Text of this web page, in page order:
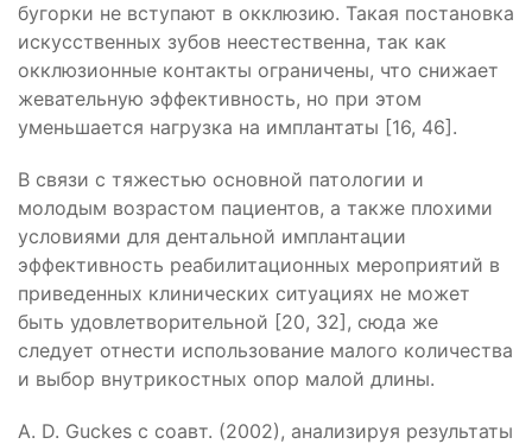
бугорки не вступают в окклюзию. Такая постановка
искусственных зубов неестественна, так как
окклюзионные контакты ограничены, что снижает
жевательную эффективность, но при этом
уменьшается нагрузка на имплантаты [16, 46].
В связи с тяжестью основной патологии и
молодым возрастом пациентов, а также плохими
условиями для дентальной имплантации
эффективность реабилитационных мероприятий в
приведенных клинических ситуациях не может
быть удовлетворительной [20, 32], сюда же
следует отнести использование малого количества
и выбор внутрикостных опор малой длины.
A. D. Guckes c соавт. (2002), анализируя результаты